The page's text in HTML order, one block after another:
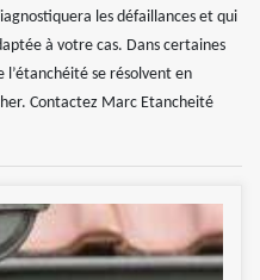
les défaillances et qui
à votre cas. Dans certaines
l’étanchéité se résolvent en
Contactez Marc Etancheité